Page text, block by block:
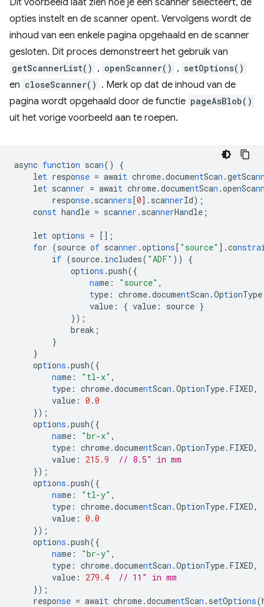
Dit voorbeeld laat zien hoe je een scanner selecteert, de
opties instelt en de scanner opent. Vervolgens wordt de
inhoud van een enkele pagina opgehaald en de scanner
gesloten. Dit proces demonstreert het gebruik van
getScannerList() , openScanner() , setOptions()
en closeScanner() . Merk op dat de inhoud van de
pagina wordt opgehaald door de functie pageAsBlob()
uit het vorige voorbeeld aan te roepen.
async function scan()
{
let response = await chrome.documentScan .getSca
let scanner = await chrome.documentScan .openSca
response.scanners[0] .scannerId);
const handle = scanner .scannerHandle;
let options = [] ;
for (source of scanner .options[ "source" ] .constra
if (source.includes( "ADF" ))
{
options .push({
name : "source" ,
type : chrome.documentScan .Option
value : { value : source }
});
break;
}
}
options .push({
name : "tl-x" ,
type : chrome.documentScan .OptionType.FIXED,
value : 0.0
});
options .push({
name : "br-x" ,
type : chrome.documentScan .OptionType.FIXED,
value : 215.9
// 8.5" in mm
});
options .push({
name : "tl-y" ,
type : chrome.documentScan .OptionType.FIXED,
value : 0.0
});
options .push({
name : "br-y" ,
type : chrome.documentScan .OptionType.FIXED,
value : 279.4
// 11" in mm
});
response = await chrome.documentScan .setOptions